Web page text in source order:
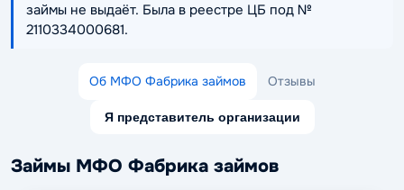
займы не выдаёт. Была в реестре ЦБ под №
2110334000681.
Об МФО Фабрика займов Отзывы
Я представитель организации
Займы МФО Фабрика займов